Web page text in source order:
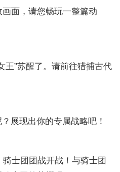
面，请您畅玩一整篇动
”苏醒了。请前往猎捕古代
现出你的专属战略吧！
士团团战开战！与骑士团